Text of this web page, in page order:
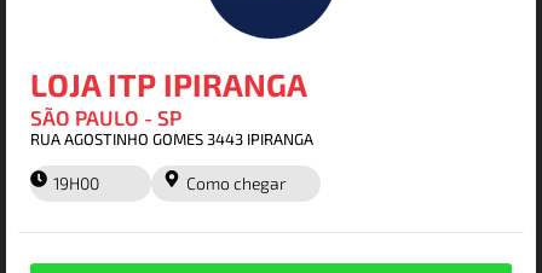
LOJA ITP IPIRANGA
SÃO PAULO - SP
RUA AGOSTINHO GOMES 3443 IPIRANGA
19H00 Como chegar